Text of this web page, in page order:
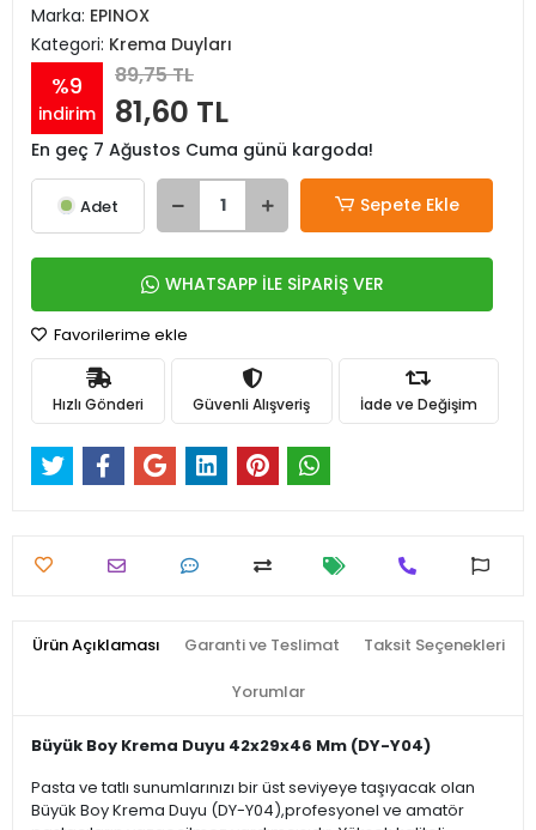
Marka: EPINOX
Kategori: Krema Duyları
%9
indirim
89,75 TL
81,60 TL
En geç 7 Ağustos Cuma günü kargoda!
Adet Sepete Ekle
WHATSAPP İLE SİPARİŞ VER
Favorilerime ekle
Hızlı Gönderi Güvenli Alışveriş İade ve Değişim
Ürün Açıklaması Garanti ve Teslimat Taksit Seçenekleri
Yorumlar
Büyük Boy Krema Duyu 42x29x46 Mm (DY-Y04)
Pasta ve tatlı sunumlarınızı bir üst seviyeye taşıyacak olan
Büyük Boy Krema Duyu (DY-Y04),profesyonel ve amatör